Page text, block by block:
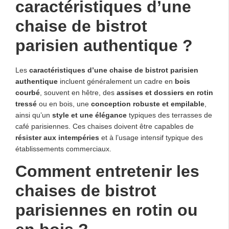
caractéristiques d’une
chaise de bistrot
parisien authentique ?
Les caractéristiques d’une chaise de bistrot parisien
authentique incluent généralement un cadre en bois
courbé, souvent en hêtre, des assises et dossiers en rotin
tressé ou en bois, une conception robuste et empilable,
ainsi qu’un style et une élégance typiques des terrasses de
café parisiennes. Ces chaises doivent être capables de
résister aux intempéries et à l’usage intensif typique des
établissements commerciaux.
Comment entretenir les
chaises de bistrot
parisiennes en rotin ou